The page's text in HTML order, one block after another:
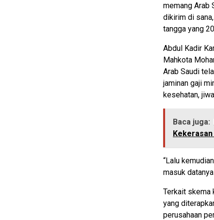
memang Arab
dikirim di
tangga yang
Abdul Kadir
Mahkota
Arab Saudi
jaminan gaji
kesehatan,
Baca juga:
“Lalu
masuk
Terkait skema
yang
perusahaan